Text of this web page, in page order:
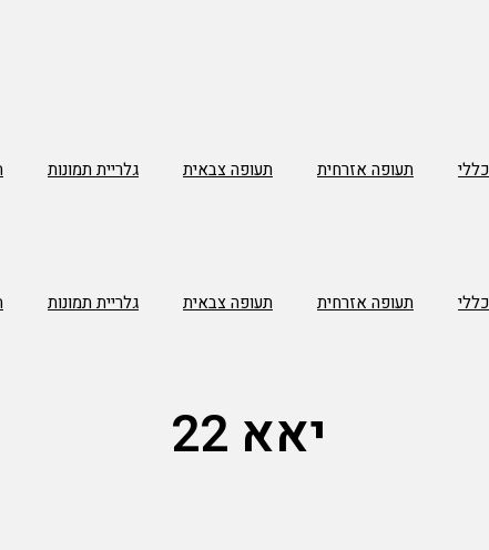
כללי תעופה אזרחית תעופה צבאית גלריית תמונות
כללי תעופה אזרחית תעופה צבאית גלריית תמונות
יאא 22